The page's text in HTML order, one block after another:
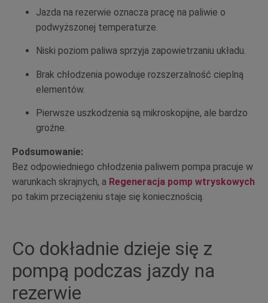
Jazda na rezerwie oznacza pracę na paliwie o
podwyższonej temperaturze.
Niski poziom paliwa sprzyja zapowietrzaniu układu.
Brak chłodzenia powoduje rozszerzalność cieplną
elementów.
Pierwsze uszkodzenia są mikroskopijne, ale bardzo
groźne.
Podsumowanie:
Bez odpowiedniego chłodzenia paliwem pompa pracuje w
warunkach skrajnych, a Regeneracja pomp wtryskowych
po takim przeciążeniu staje się koniecznością.
Co dokładnie dzieje się z
pompą podczas jazdy na
rezerwie